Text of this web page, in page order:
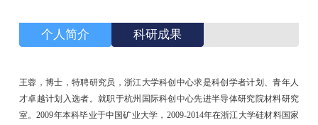
个人简介 科研成果
王蓉，博士，特聘研究员，浙江大学科创中心求是科创学者计划、青年人
才卓越计划入选者。就职于杭州国际科创中心先进半导体研究院材料研究
室。2009年本科毕业于中国矿业大学，2009-2014年在浙江大学硅材料国家